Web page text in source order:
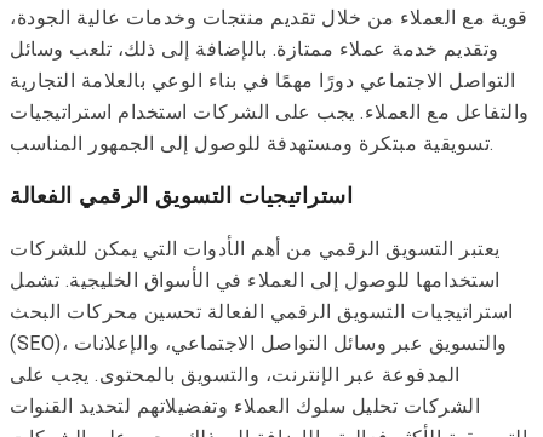
قوية مع العملاء من خلال تقديم منتجات وخدمات عالية الجودة،
وتقديم خدمة عملاء ممتازة. بالإضافة إلى ذلك، تلعب وسائل
التواصل الاجتماعي دورًا مهمًا في بناء الوعي بالعلامة التجارية
والتفاعل مع العملاء. يجب على الشركات استخدام استراتيجيات
تسويقية مبتكرة ومستهدفة للوصول إلى الجمهور المناسب.
استراتيجيات التسويق الرقمي الفعالة
يعتبر التسويق الرقمي من أهم الأدوات التي يمكن للشركات
استخدامها للوصول إلى العملاء في الأسواق الخليجية. تشمل
استراتيجيات التسويق الرقمي الفعالة تحسين محركات البحث
(SEO)، والتسويق عبر وسائل التواصل الاجتماعي، والإعلانات
المدفوعة عبر الإنترنت، والتسويق بالمحتوى. يجب على
الشركات تحليل سلوك العملاء وتفضيلاتهم لتحديد القنوات